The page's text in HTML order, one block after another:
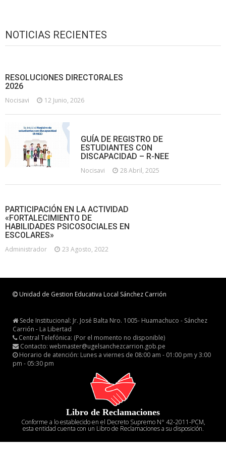
NOTICIAS RECIENTES
RESOLUCIONES DIRECTORALES
2026
Nocisavi 12 Junio, 2026
GUÍA DE REGISTRO DE
ESTUDIANTES CON
DISCAPACIDAD – R-NEE
Nocisavi 28 Abril, 2025
PARTICIPACIÓN EN LA ACTIVIDAD
«FORTALECIMIENTO DE
HABILIDADES PSICOSOCIALES EN
ESCOLARES»
Administrador 23 Agosto, 2022
Unidad de Gestion Educativa Local Sánchez Carrión
Sede Institucional: Jr. José Balta Nro. 1005- Huamachuco - Sánchez
Carrión - La Libertad
Central Telefónica: (Por el momento no disponible)
Contacto: webmaster@ugelsanchezcarrion.gob.pe
Horario de atención: Lunes a viernes de 08:00 am - 01:00 pm y 3:00
pm - 05:30 pm
Libro de Reclamaciones
Conforme a lo establecido en el Decreto Supremo N° 42-2011-PCM,
esta entidad cuenta con un Libro de Reclamaciones a su disposición.